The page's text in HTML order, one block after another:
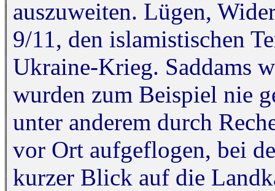
auszuweiten. Lügen,
9/11, den islamistischen
Ukraine-Krieg. Saddams
wurden zum Beispiel nie
unter anderem durch
vor Ort aufgeflogen, bei
kurzer Blick auf die